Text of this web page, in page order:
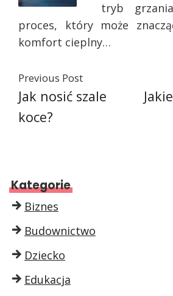
tryb
proces, który może
komfort cieplny…
Previous Post
Jak nosić szale
koce?
Kategorie
Biznes
Budownictwo
Dziecko
Edukacja